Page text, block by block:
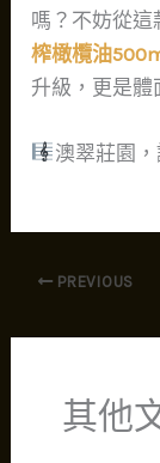
嗎？不妨從
榨橄欖油
升級，更是體
澳翠莊園，
PREVIOUS
其他